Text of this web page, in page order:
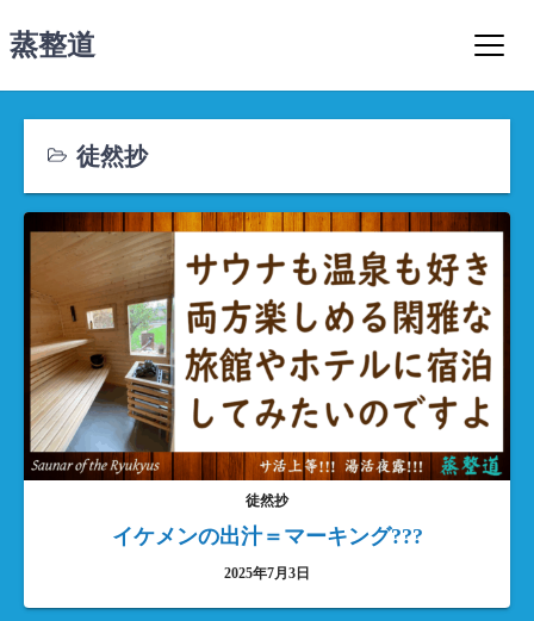
ン蒸整道
徒然抄
徒然抄
イケメンの出汁＝マーキング???
2025年7月3日